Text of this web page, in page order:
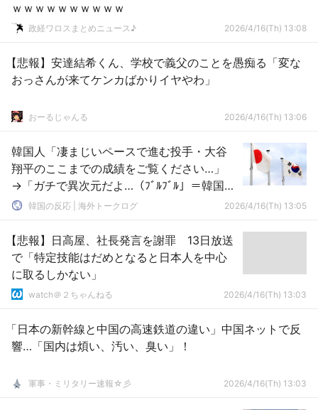
ｗｗｗｗｗｗｗｗｗｗ
政経ワロスまとめニュース♪ 2026/4/16(Th) 13:08
【悲報】安達結希くん、学校で義父のことを愚痴る「変な
おっさんが来てケンカばかりイヤやわ」
おーるじゃんる 2026/4/16(Th) 13:06
韓国人「凄まじいペースで進む投手・大谷
翔平のここまでの成績をご覧ください…」
→「ガチで異次元だよ…（ﾌﾞﾙﾌﾞﾙ」＝韓国の
反応韓国の反応 | 海外トークログ 2026/4/16(Th) 13:05
【悲報】日高屋、社長発言を謝罪 13日放送
で「特定技能はだめとなると日本人を中心
に取るしかない」
watch＠２ちゃんねる 2026/4/16(Th) 13:03
「日本の新幹線と中国の高速鉄道の違い」中国ネットで反
響…「国内は煩い、汚い、臭い」！
軍事・ミリタリー速報☆彡 2026/4/16(Th) 13:03